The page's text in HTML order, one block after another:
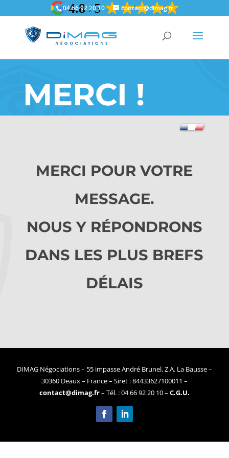
gtag('config', 'AW-11189594218');gtag('config', 'AW-11189594218');
04 66 92 20 10 contact@dimag.fr
MERCI !
MERCI POUR VOTRE
MESSAGE.
NOUS Y RÉPONDRONS
DANS LES PLUS BREFS
DÉLAIS
DIMAG Négociations – 55 impasse André Brunel, Z.A. La Bausse –
30360 Deaux – France – Siret : 84433627100011 –
contact@dimag.fr– Tél. : 04 66 92 20 10 – C.G.U.